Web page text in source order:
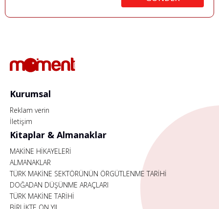
Kurumsal
Reklam verin
İletişim
Kitaplar & Almanaklar
MAKİNE HİKAYELERİ
ALMANAKLAR
TÜRK MAKİNE SEKTÖRÜNÜN ÖRGÜTLENME TARİHİ
DOĞADAN DÜŞÜNME ARAÇLARI
TÜRK MAKİNE TARİHİ
BİRLİKTE ON YIL